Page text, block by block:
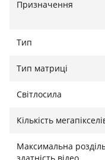
Надійна
модулем (IMU)
русі — знімати
MP4 (H.264/HEVC),
Призначення
Тип
Тип матриці
Світлосила
Кількість
Максимальна
здатність відео